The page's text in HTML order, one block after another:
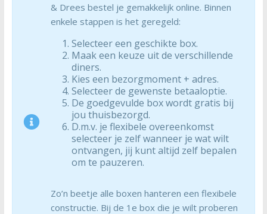
& Drees bestel je gemakkelijk online. Binnen
enkele stappen is het geregeld:
Selecteer een geschikte box.
Maak een keuze uit de verschillende
diners.
Kies een bezorgmoment + adres.
Selecteer de gewenste betaaloptie.
De goedgevulde box wordt gratis bij
jou thuisbezorgd.
D.m.v. je flexibele overeenkomst
selecteer je zelf wanneer je wat wilt
ontvangen, jij kunt altijd zelf bepalen
om te pauzeren.
Zo’n beetje alle boxen hanteren een flexibele
constructie. Bij de 1e box die je wilt proberen